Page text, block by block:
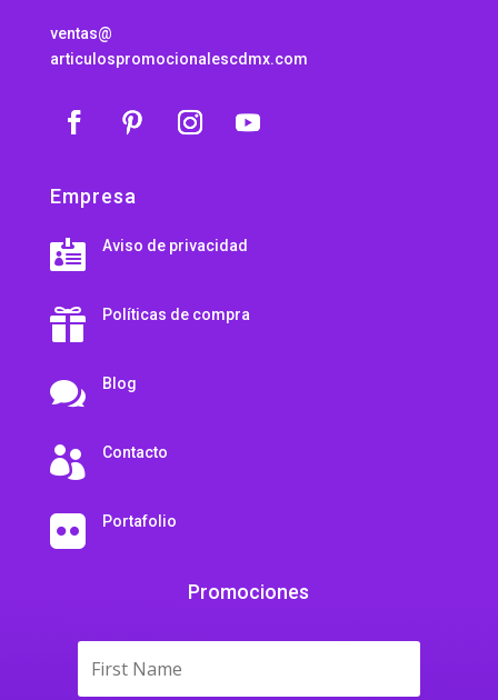
ventas@
articulospromocionalescdmx.com
Empresa
 Aviso de privacidad
 Políticas de compra
 Blog
 Contacto
 Portafolio
Promociones